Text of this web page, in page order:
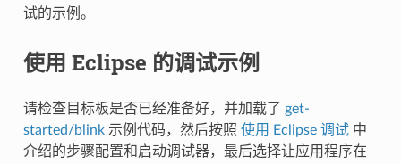
试的示例。
使用 Eclipse 的调试示例
请检查目标板是否已经准备好，并加载了 get-
started/blink示例代码，然后按照 使用 Eclipse 调试中
介绍的步骤配置和启动调试器，最后选择让应用程序在